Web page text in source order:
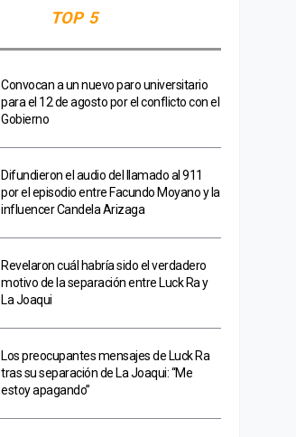
TOP 5
Convocan a un nuevo paro universitario
para el 12 de agosto por el conflicto con el
Gobierno
Difundieron el audio del llamado al 911
por el episodio entre Facundo Moyano y la
influencer Candela Arizaga
Revelaron cuál habría sido el verdadero
motivo de la separación entre Luck Ra y
La Joaqui
Los preocupantes mensajes de Luck Ra
tras su separación de La Joaqui: “Me
estoy apagando”